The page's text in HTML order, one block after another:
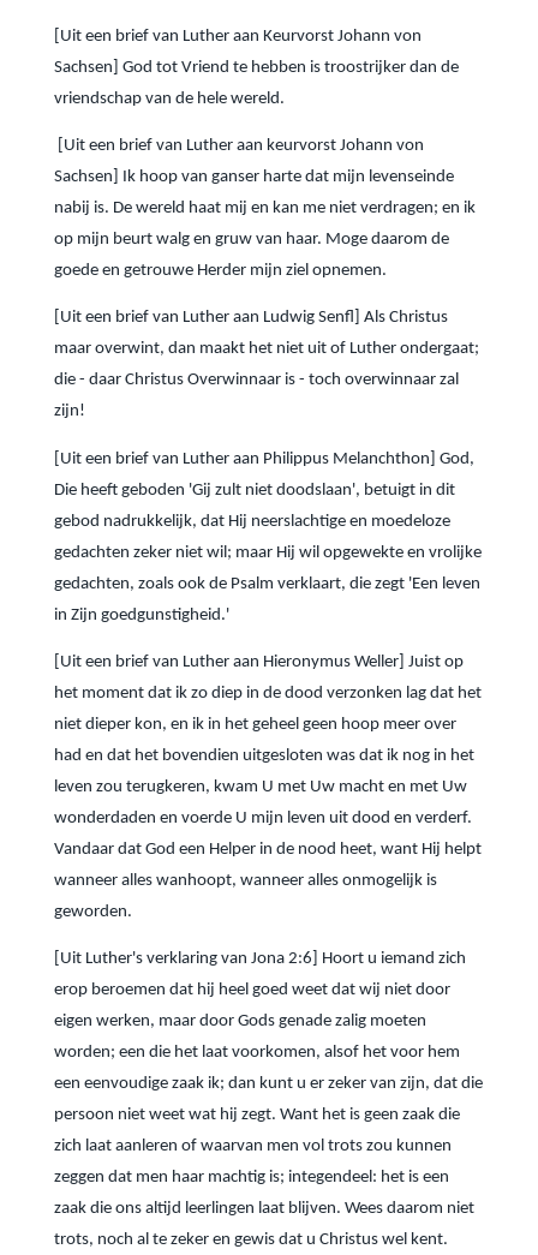
[Uit een brief van Luther aan Keurvorst Johann von
Sachsen] God tot Vriend te hebben is troostrijker dan de
vriendschap van de hele wereld.
[Uit een brief van Luther aan keurvorst Johann von
Sachsen] Ik hoop van ganser harte dat mijn levenseinde
nabij is. De wereld haat mij en kan me niet verdragen; en ik
op mijn beurt walg en gruw van haar. Moge daarom de
goede en getrouwe Herder mijn ziel opnemen.
[Uit een brief van Luther aan Ludwig Senfl] Als Christus
maar overwint, dan maakt het niet uit of Luther ondergaat;
die - daar Christus Overwinnaar is - toch overwinnaar zal
zijn!
[Uit een brief van Luther aan Philippus Melanchthon] God,
Die heeft geboden 'Gij zult niet doodslaan', betuigt in dit
gebod nadrukkelijk, dat Hij neerslachtige en moedeloze
gedachten zeker niet wil; maar Hij wil opgewekte en vrolijke
gedachten, zoals ook de Psalm verklaart, die zegt 'Een leven
in Zijn goedgunstigheid.'
[Uit een brief van Luther aan Hieronymus Weller] Juist op
het moment dat ik zo diep in de dood verzonken lag dat het
niet dieper kon, en ik in het geheel geen hoop meer over
had en dat het bovendien uitgesloten was dat ik nog in het
leven zou terugkeren, kwam U met Uw macht en met Uw
wonderdaden en voerde U mijn leven uit dood en verderf.
Vandaar dat God een Helper in de nood heet, want Hij helpt
wanneer alles wanhoopt, wanneer alles onmogelijk is
geworden.
[Uit Luther's verklaring van Jona 2:6] Hoort u iemand zich
erop beroemen dat hij heel goed weet dat wij niet door
eigen werken, maar door Gods genade zalig moeten
worden; een die het laat voorkomen, alsof het voor hem
een eenvoudige zaak ik; dan kunt u er zeker van zijn, dat die
persoon niet weet wat hij zegt. Want het is geen zaak die
zich laat aanleren of waarvan men vol trots zou kunnen
zeggen dat men haar machtig is; integendeel: het is een
zaak die ons altijd leerlingen laat blijven. Wees daarom niet
trots, noch al te zeker en gewis dat u Christus wel kent.